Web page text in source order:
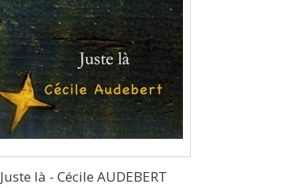
Juste là - Cécile AUDEBERT